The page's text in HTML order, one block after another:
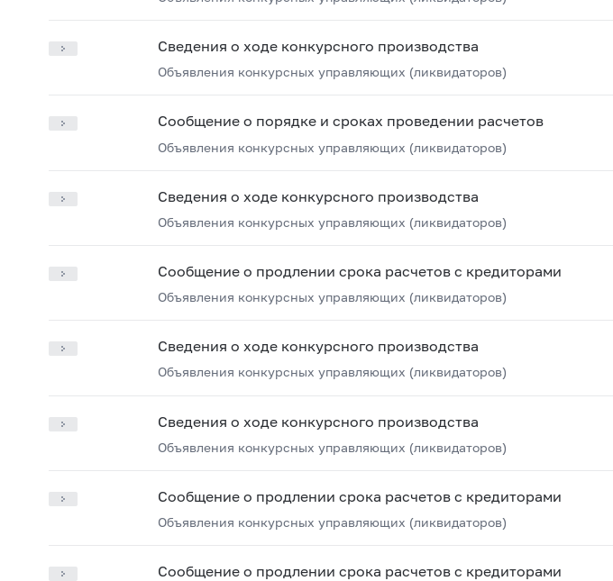
Сведения о ходе конкурсного производства
Объявления конкурсных управляющих (ликвидаторов)
Сообщение о порядке и сроках проведении расчетов
Объявления конкурсных управляющих (ликвидаторов)
Сведения о ходе конкурсного производства
Объявления конкурсных управляющих (ликвидаторов)
Сообщение о продлении срока расчетов с кредиторами
Объявления конкурсных управляющих (ликвидаторов)
Сведения о ходе конкурсного производства
Объявления конкурсных управляющих (ликвидаторов)
Сведения о ходе конкурсного производства
Объявления конкурсных управляющих (ликвидаторов)
Сообщение о продлении срока расчетов с кредиторами
Объявления конкурсных управляющих (ликвидаторов)
Сообщение о продлении срока расчетов с кредиторами